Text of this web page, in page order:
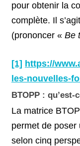
pour obtenir la
complète. Il
(prononcer « Be
[1] https://
les-nouvelles-
BTOPP : qu’est-
La matrice
permet de
selon cinq